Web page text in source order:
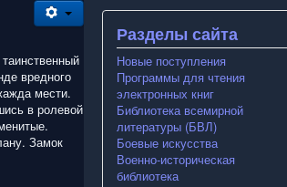
вредного
мести.
в ролевой
Замок
Разделы сайта
Новые поступления
Программы для чтения
электронных книг
Библиотека всемирной
литературы (БВЛ)
Боевые искусства
Военно-историческая
библиотека